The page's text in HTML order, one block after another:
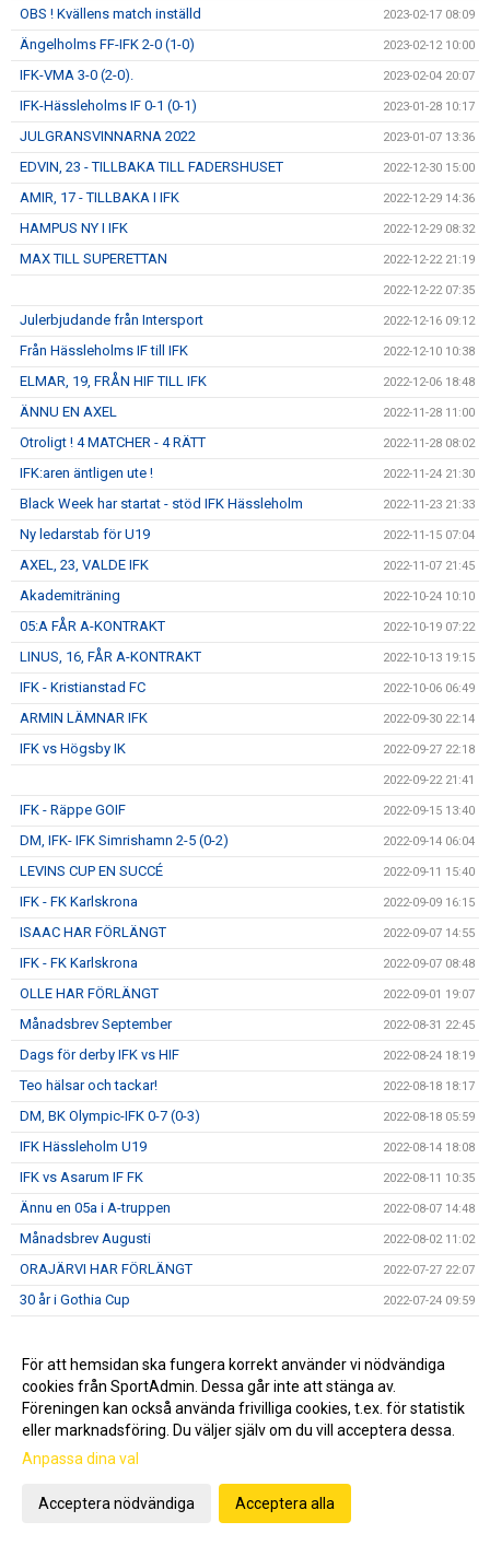
OBS ! Kvällens match inställd 2023-02-17 08:09
Ängelholms FF-IFK 2-0 (1-0) 2023-02-12 10:00
IFK-VMA 3-0 (2-0). 2023-02-04 20:07
IFK-Hässleholms IF 0-1 (0-1) 2023-01-28 10:17
JULGRANSVINNARNA 2022 2023-01-07 13:36
EDVIN, 23 - TILLBAKA TILL FADERSHUSET 2022-12-30 15:00
AMIR, 17 - TILLBAKA I IFK 2022-12-29 14:36
HAMPUS NY I IFK 2022-12-29 08:32
MAX TILL SUPERETTAN 2022-12-22 21:19
2022-12-22 07:35
Julerbjudande från Intersport 2022-12-16 09:12
Från Hässleholms IF till IFK 2022-12-10 10:38
ELMAR, 19, FRÅN HIF TILL IFK 2022-12-06 18:48
ÄNNU EN AXEL 2022-11-28 11:00
Otroligt ! 4 MATCHER - 4 RÄTT 2022-11-28 08:02
IFK:aren äntligen ute ! 2022-11-24 21:30
Black Week har startat - stöd IFK Hässleholm 2022-11-23 21:33
Ny ledarstab för U19 2022-11-15 07:04
AXEL, 23, VALDE IFK 2022-11-07 21:45
Akademiträning 2022-10-24 10:10
05:A FÅR A-KONTRAKT 2022-10-19 07:22
LINUS, 16, FÅR A-KONTRAKT 2022-10-13 19:15
IFK - Kristianstad FC 2022-10-06 06:49
ARMIN LÄMNAR IFK 2022-09-30 22:14
IFK vs Högsby IK 2022-09-27 22:18
2022-09-22 21:41
IFK - Räppe GOIF 2022-09-15 13:40
DM, IFK- IFK Simrishamn 2-5 (0-2) 2022-09-14 06:04
LEVINS CUP EN SUCCÉ 2022-09-11 15:40
IFK - FK Karlskrona 2022-09-09 16:15
ISAAC HAR FÖRLÄNGT 2022-09-07 14:55
IFK - FK Karlskrona 2022-09-07 08:48
OLLE HAR FÖRLÄNGT 2022-09-01 19:07
Månadsbrev September 2022-08-31 22:45
Dags för derby IFK vs HIF 2022-08-24 18:19
Teo hälsar och tackar! 2022-08-18 18:17
DM, BK Olympic-IFK 0-7 (0-3) 2022-08-18 05:59
IFK Hässleholm U19 2022-08-14 18:08
IFK vs Asarum IF FK 2022-08-11 10:35
Ännu en 05a i A-truppen 2022-08-07 14:48
Månadsbrev Augusti 2022-08-02 11:02
ORAJÄRVI HAR FÖRLÄNGT 2022-07-27 22:07
30 år i Gothia Cup 2022-07-24 09:59
Sextondelsfinalen i GothiaCup! 2022-07-21 21:05
IFK I GOTHIA CUP 2022-07-21 15:50
IFK-LUNDS BK - I ÅHUS 2022-07-18 22:48
Sommarvila
IFK och Fritidscamp
För att hemsidan ska fungera korrekt använder vi nödvändiga
cookies från SportAdmin. Dessa går inte att stänga av.
Föreningen kan också använda frivilliga cookies, t.ex. för statistik
eller marknadsföring. Du väljer själv om du vill acceptera dessa.
Anpassa dina val
Acceptera nödvändiga Acceptera alla